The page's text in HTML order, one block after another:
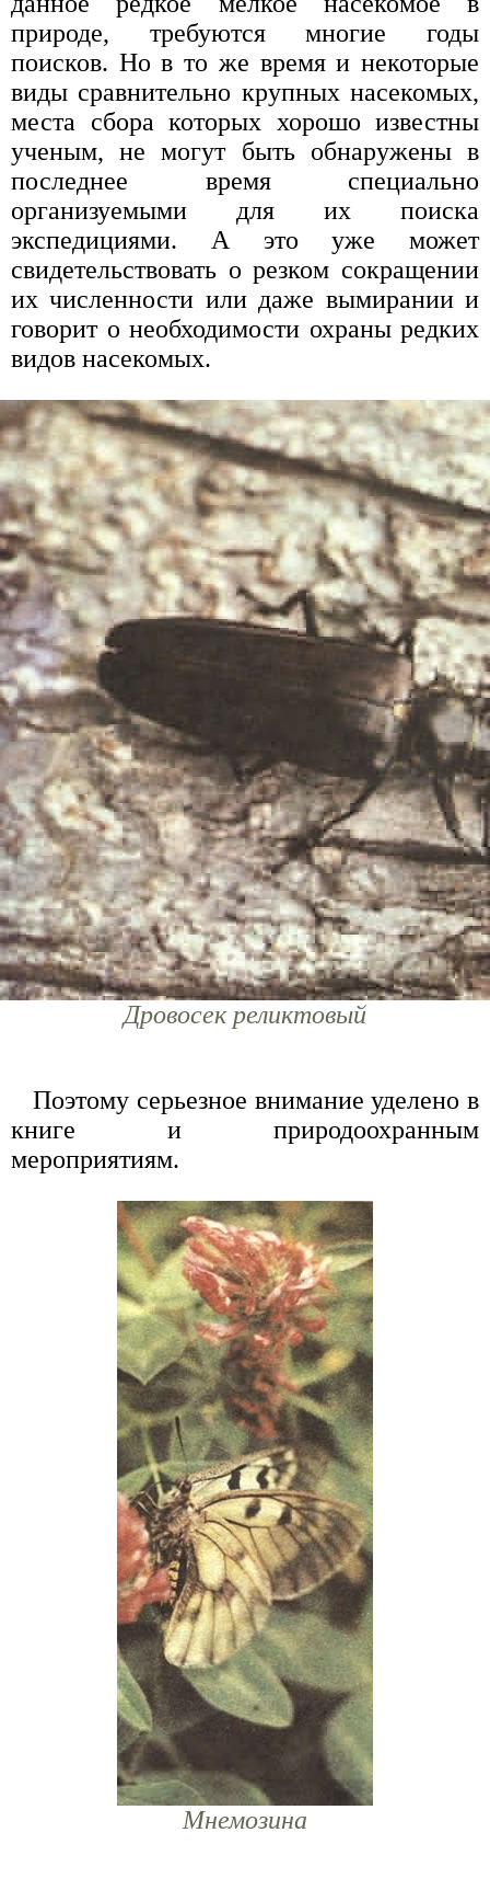
природе, требуются многие годы
поисков. Но в то же время и некоторые
виды сравнительно крупных насекомых,
места сбора которых хорошо известны
ученым, не могут быть обнаружены в
последнее время специально
организуемыми для их поиска
экспедициями. А это уже может
свидетельствовать о резком сокращении
их численности или даже вымирании и
говорит о необходимости охраны редких
видов насекомых.
Дровосек реликтовый
Поэтому серьезное внимание уделено в
книге и природоохранным
мероприятиям.
Мнемозина